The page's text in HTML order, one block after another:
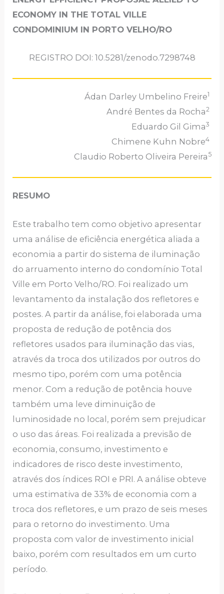
ECONOMY IN THE TOTAL VILLE
CONDOMINIUM IN PORTO VELHO/RO
REGISTRO DOI: 10.5281/zenodo.7298748
Ádan Darley Umbelino Freire1
André Bentes da Rocha2
Eduardo Gil Gima3
Chimene Kuhn Nobre4
Claudio Roberto Oliveira Pereira 5
RESUMO
Este trabalho tem como objetivo apresentar
uma análise de eficiência energética aliada a
economia a partir do sistema de iluminação
do arruamento interno do condomínio Total
Ville em Porto Velho/RO. Foi realizado um
levantamento da instalação dos refletores e
postes. A partir da análise, foi elaborada uma
proposta de redução de potência dos
refletores usados para iluminação das vias,
através da troca dos utilizados por outros do
mesmo tipo, porém com uma potência
menor. Com a redução de potência houve
também uma leve diminuição de
luminosidade no local, porém sem prejudicar
o uso das áreas. Foi realizada a previsão de
economia, consumo, investimento e
indicadores de risco deste investimento,
através dos índices ROI e PRI. A análise obteve
uma estimativa de 33% de economia com a
troca dos refletores, e um prazo de seis meses
para o retorno do investimento. Uma
proposta com valor de investimento inicial
baixo, porém com resultados em um curto
período.